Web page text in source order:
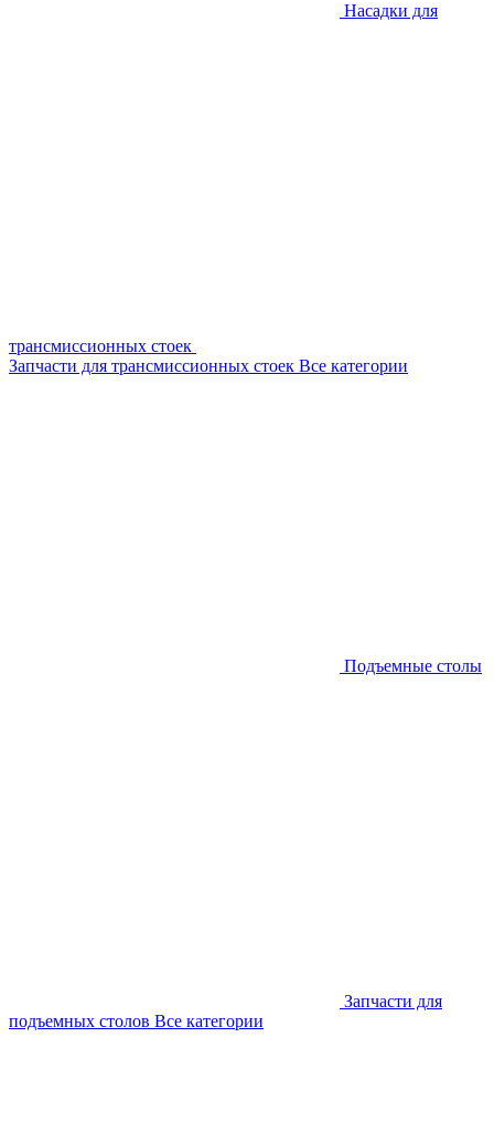
Насадки для
трансмиссионных стоек
Запчасти для трансмиссионных стоек Все категории
Подъемные столы
Запчасти для
подъемных столов Все категории